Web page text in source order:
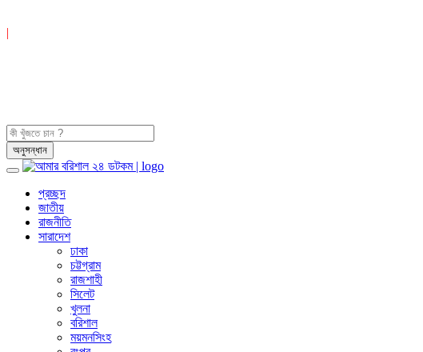
|
প্রচ্ছদ
জাতীয়
রাজনীতি
সারাদেশ
ঢাকা
চট্টগ্রাম
রাজশাহী
সিলেট
খুলনা
বরিশাল
ময়মনসিংহ